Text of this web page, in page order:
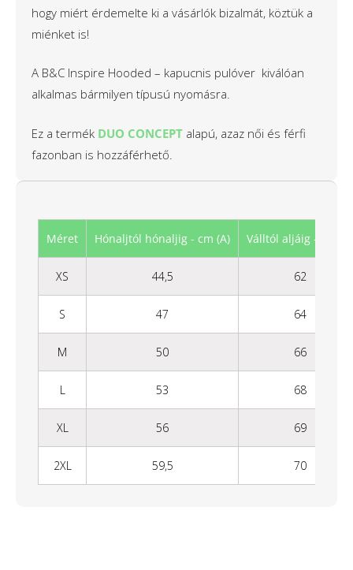
hogy miért érdemelte ki a vásárlók bizalmát, köztük a
miénket is!
A B&C Inspire Hooded – kapucnis pulóver kiválóan
alkalmas bármilyen típusú nyomásra.
Ez a termék DUO CONCEPT alapú, azaz női és férfi
fazonban is hozzáférhető.
Méret Hónaljtól hónaljig - cm (A) Válltól aljáig - cm (B)
XS 44,5 62
S 47 64
M 50 66
L 53 68
XL 56 69
2XL 59,5 70